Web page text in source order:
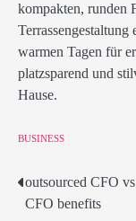
kompakten, runden
warmen Tagen für
platzsparend und
Hause.
BUSINESS
Post
outsourced CFO
CFO benefits